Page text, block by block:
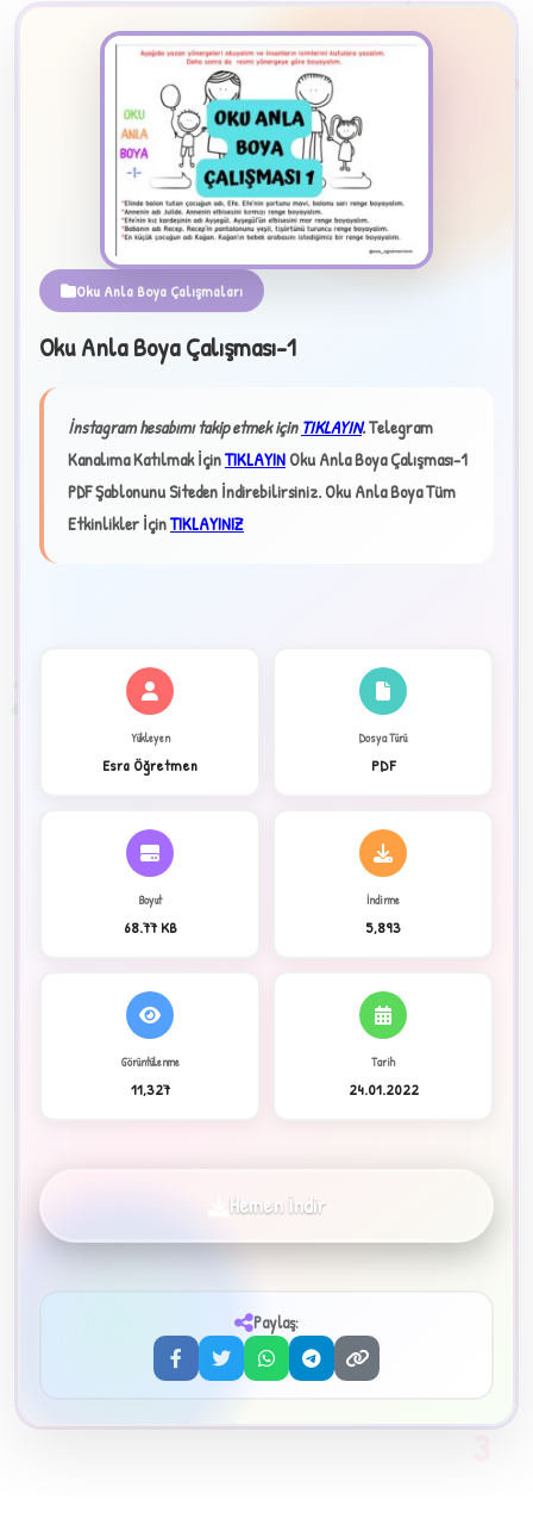
3
✧
Oku Anla Boya Çalışmaları
Oku Anla Boya Çalışması-1
İnstagram hesabımı takip etmek içinTIKLAYIN.Telegram
Kanalıma Katılmak İçinTIKLAYINOku Anla Boya Çalışması-1
PDF Şablonunu Siteden İndirebilirsiniz.Oku Anla Boya Tüm
Etkinlikler İçinTIKLAYINIZ
Yükleyen
Esra Öğretmen
Dosya Türü
PDF
Boyut
68.77 KB
İndirme
5,893
Görüntülenme
11,327
Tarih
24.01.2022
Hemen İndir
Paylaş:
★